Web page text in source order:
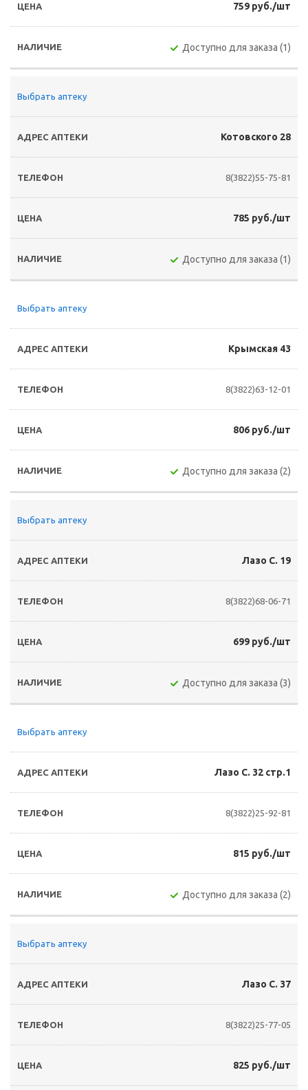
759 руб./шт
Доступно для заказа (1)
Выбрать аптеку
Котовского 28
8(3822)55-75-81
785 руб./шт
Доступно для заказа (1)
Выбрать аптеку
Крымская 43
8(3822)63-12-01
806 руб./шт
Доступно для заказа (2)
Выбрать аптеку
Лазо С. 19
8(3822)68-06-71
699 руб./шт
Доступно для заказа (3)
Выбрать аптеку
Лазо С. 32 стр.1
8(3822)25-92-81
815 руб./шт
Доступно для заказа (2)
Выбрать аптеку
Лазо С. 37
8(3822)25-77-05
825 руб./шт